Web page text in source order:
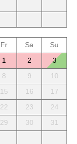
Fr Sa
Su
1 2
3
8 9
10
15 16
17
22 23
24
29 30
31